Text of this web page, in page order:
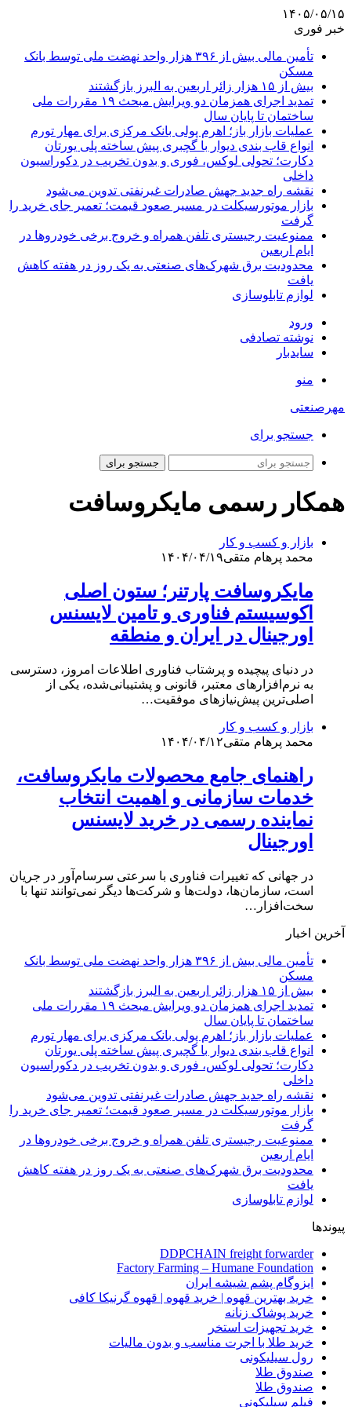
۱۴۰۵/۰۵/۱۵
خبر فوری
تأمین مالی بیش از ۳۹۶ هزار واحد نهضت ملی توسط بانک
مسکن
بیش از ۱۵ هزار زائر اربعین به البرز بازگشتند
تمدید اجرای همزمان دو ویرایش مبحث ۱۹ مقررات ملی
ساختمان تا پایان سال
عملیات بازار باز؛ اهرم پولی بانک مرکزی برای مهار تورم
انواع قاب بندی دیوار با گچبری پیش ساخته پلی یورتان
دکارت؛ تحولی لوکس، فوری و بدون تخریب در دکوراسیون
داخلی
نقشه راه جدید جهش صادرات غیرنفتی تدوین می‌شود
بازار موتورسیکلت در مسیر صعود قیمت؛ تعمیر جای خرید را
گرفت
ممنوعیت رجیستری تلفن همراه و خروج برخی خودروها در
ایام اربعین
محدودیت برق شهرک‌های صنعتی به یک روز در هفته کاهش
یافت
لوازم تابلوسازی
ورود
نوشته تصادفی
سایدبار
منو
مهرصنعتی
جستجو برای
جستجو برای
همکار رسمی مایکروسافت
بازار و کسب و کار
محمد پرهام متقی۱۴۰۴/۰۴/۱۹
مایکروسافت پارتنر؛ ستون اصلی
اکوسیستم فناوری و تامین لایسنس
اورجینال در ایران و منطقه
در دنیای پیچیده و پرشتاب فناوری اطلاعات امروز، دسترسی
به نرم‌افزارهای معتبر، قانونی و پشتیبانی‌شده، یکی از
اصلی‌ترین پیش‌نیازهای موفقیت…
بازار و کسب و کار
محمد پرهام متقی۱۴۰۴/۰۴/۱۲
راهنمای جامع محصولات مایکروسافت،
خدمات سازمانی و اهمیت انتخاب
نماینده رسمی در خرید لایسنس
اورجینال
در جهانی که تغییرات فناوری با سرعتی سرسام‌آور در جریان
است، سازمان‌ها، دولت‌ها و شرکت‌ها دیگر نمی‌توانند تنها با
سخت‌افزار…
آخرین اخبار
تأمین مالی بیش از ۳۹۶ هزار واحد نهضت ملی توسط بانک
مسکن
بیش از ۱۵ هزار زائر اربعین به البرز بازگشتند
تمدید اجرای همزمان دو ویرایش مبحث ۱۹ مقررات ملی
ساختمان تا پایان سال
عملیات بازار باز؛ اهرم پولی بانک مرکزی برای مهار تورم
انواع قاب بندی دیوار با گچبری پیش ساخته پلی یورتان
دکارت؛ تحولی لوکس، فوری و بدون تخریب در دکوراسیون
داخلی
نقشه راه جدید جهش صادرات غیرنفتی تدوین می‌شود
بازار موتورسیکلت در مسیر صعود قیمت؛ تعمیر جای خرید را
گرفت
ممنوعیت رجیستری تلفن همراه و خروج برخی خودروها در
ایام اربعین
محدودیت برق شهرک‌های صنعتی به یک روز در هفته کاهش
یافت
لوازم تابلوسازی
پیوندها
DDPCHAIN freight forwarder
Factory Farming – Humane Foundation
ایزوگام پشم شیشه ایران
خرید بهترین قهوه | خرید قهوه | قهوه گرنیکا کافی
خرید پوشاک زنانه
خرید تجهیزات استخر
خرید طلا با اجرت مناسب و بدون مالیات
رول سیلیکونی
صندوق طلا
صندوق طلا
فیلم سیلیکونی